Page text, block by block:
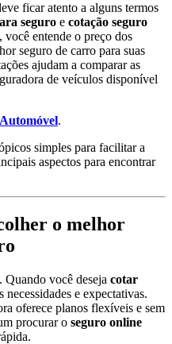
ficar atento a alguns termos
seguro e cotação seguro
você entende o preço dos
seguro de carro para suas
ajudam a comparar as
de veículos disponível
.
simples para facilitar a
aspectos para encontrar
o melhor
Quando você deseja cotar
necessidades e expectativas.
oferece planos flexíveis e sem
procurar o seguro online